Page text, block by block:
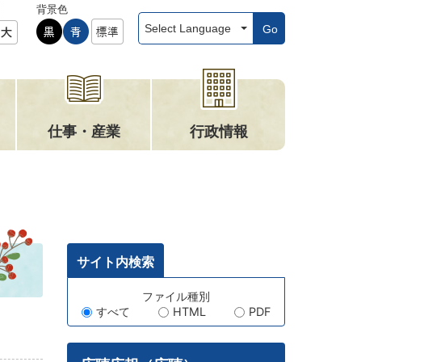
背景色
Go
仕事・産業 行政情報
サイト内検索
ー
ワ
ファイル種別
すべて
HTML PDF